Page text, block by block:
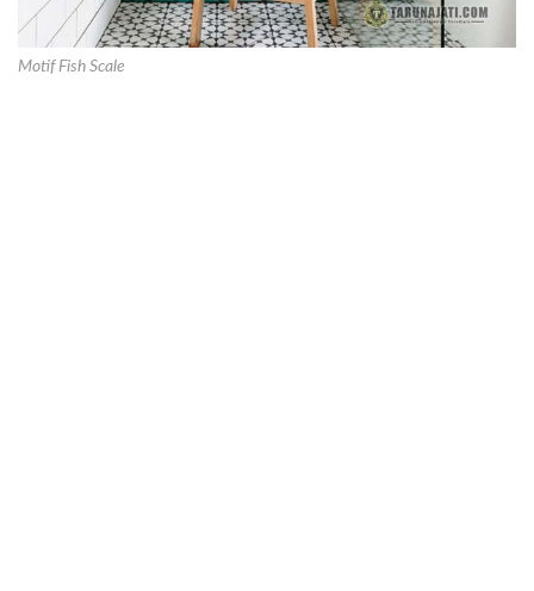
Motif Fish Scale